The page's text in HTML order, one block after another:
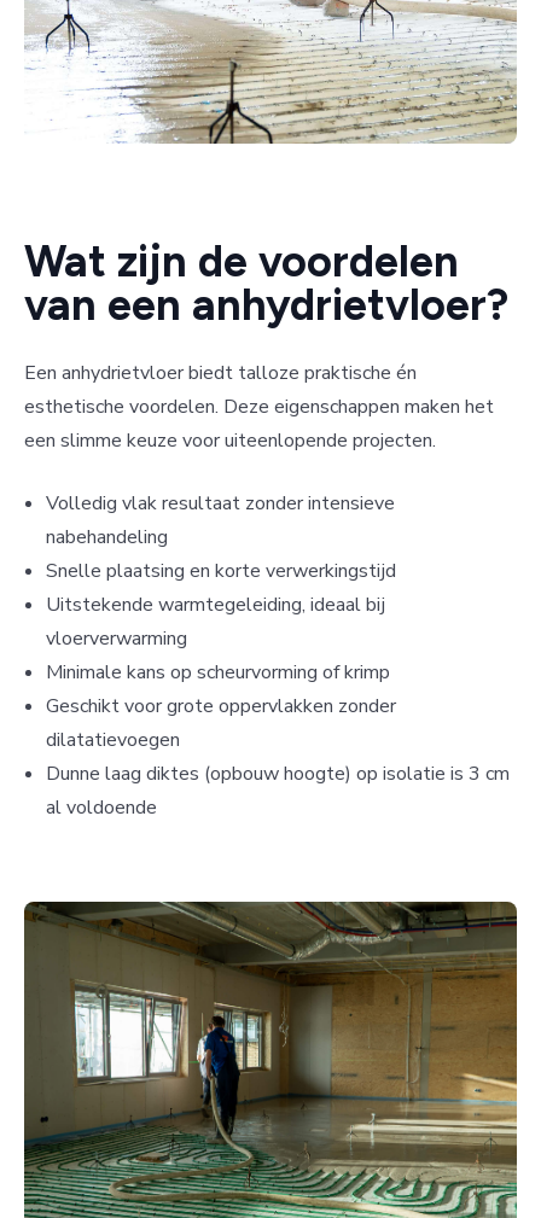
Wat zijn de voordelen
van een anhydrietvloer?
Een anhydrietvloer biedt talloze praktische én
esthetische voordelen. Deze eigenschappen maken het
een slimme keuze voor uiteenlopende projecten.
Volledig vlak resultaat zonder intensieve
nabehandeling
Snelle plaatsing en korte verwerkingstijd
Uitstekende warmtegeleiding, ideaal bij
vloerverwarming
Minimale kans op scheurvorming of krimp
Geschikt voor grote oppervlakken zonder
dilatatievoegen
Dunne laag diktes (opbouw hoogte) op isolatie is 3 cm
al voldoende